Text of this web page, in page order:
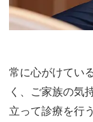
常に心がけてい
く、ご家族の気
立って診療を行